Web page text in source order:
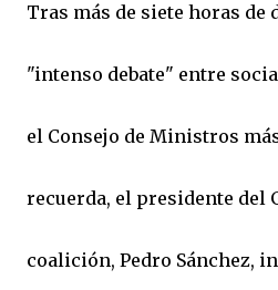
Tras más de siete horas de
"intenso debate" entre
el Consejo de Ministros
recuerda, el presidente del
coalición, Pedro Sánchez,